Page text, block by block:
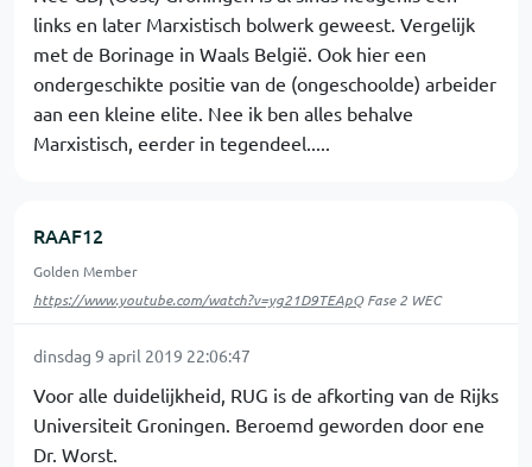
links en later Marxistisch bolwerk geweest. Vergelijk
met de Borinage in Waals België. Ook hier een
ondergeschikte positie van de (ongeschoolde) arbeider
aan een kleine elite. Nee ik ben alles behalve
Marxistisch, eerder in tegendeel.....
RAAF12
Golden Member
https://www.youtube.com/watch?v=yg21D9TEApQFase 2 WEC
dinsdag 9 april 2019 22:06:47
Voor alle duidelijkheid, RUG is de afkorting van de Rijks
Universiteit Groningen. Beroemd geworden door ene
Dr. Worst.